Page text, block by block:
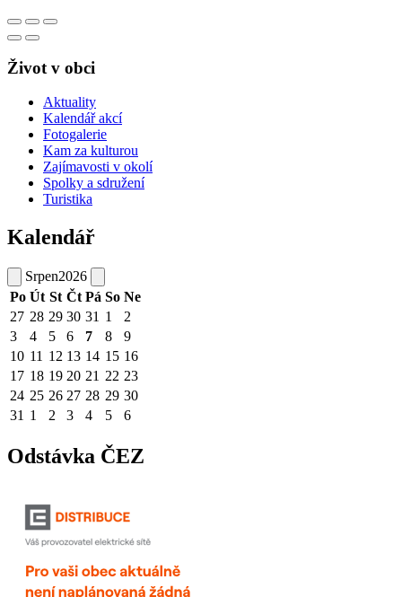
Život v obci
Aktuality
Kalendář akcí
Fotogalerie
Kam za kulturou
Zajímavosti v okolí
Spolky a sdružení
Turistika
Kalendář
Srpen2026
Po Út St Čt Pá So Ne
27 28 29 30 31 1
2
3
4 5 6 7 8
9
10 11 12 13 14 15 16
17 18 19 20 21 22 23
24 25 26 27 28 29 30
31 1 2 3 4 5 6
Odstávka ČEZ